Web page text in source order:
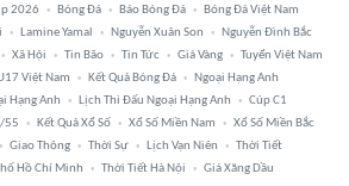
2026
Bóng Đá Báo Bóng Đá
Bóng Đá Việt Nam
Lamine Yamal Nguyễn Xuân Son
Nguyễn Đình Bắc
Xã Hội Tin Bão Tin Tức Giá Vàng
Tuyển Việt Nam
Việt Nam Kết Quả Bóng Đá
Ngoại Hạng Anh
Hạng Anh
Lịch Thi Đấu Ngoại Hạng Anh
Cúp C1
55
Kết Quả Xổ Số Xổ Số Miền Nam
Xổ Số Miền Bắc
Giao Thông Thời Sự Lịch Vạn Niên
Thời Tiết
Hồ Chí Minh
Thời Tiết Hà Nội Giá Xăng Dầu